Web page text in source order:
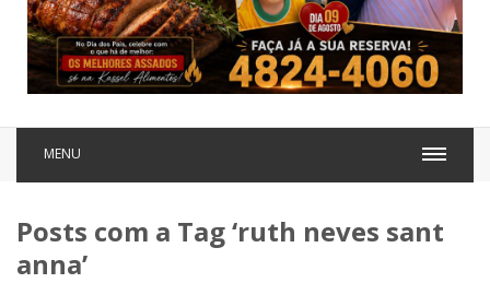
MENU
Posts com a Tag ‘ruth neves sant
anna’